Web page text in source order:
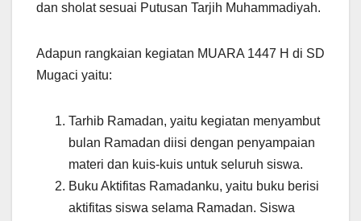
dan sholat sesuai Putusan Tarjih Muhammadiyah.
Adapun rangkaian kegiatan MUARA 1447 H di SD
Mugaci yaitu:
Tarhib Ramadan, yaitu kegiatan menyambut
bulan Ramadan diisi dengan penyampaian
materi dan kuis-kuis untuk seluruh siswa.
Buku Aktifitas Ramadanku, yaitu buku berisi
aktifitas siswa selama Ramadan. Siswa